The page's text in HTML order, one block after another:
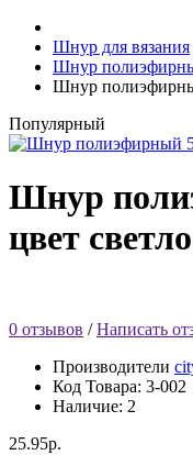
Шнур для вязания
Шнур
Шнур
Популярный
Шнур
цвет
0 отзывов /Написать
Производители
Код Товара: 3-002
Наличие: 2
25.95р.